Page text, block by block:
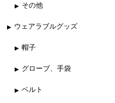
その他
ウェアラブルグッズ
帽子
グローブ、手袋
ベルト